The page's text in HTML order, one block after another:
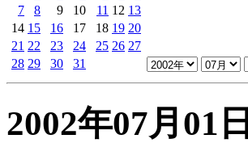
7
8 9 10 11 12 13
14 15 16 17 18 19 20
21 22 23 24 25 26 27
28 29 30 31
2002年07月01